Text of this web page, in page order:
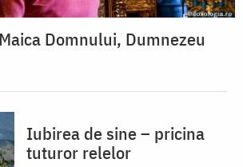
Domnului, Dumnezeu
Iubirea de sine – pricina
tuturor relelor